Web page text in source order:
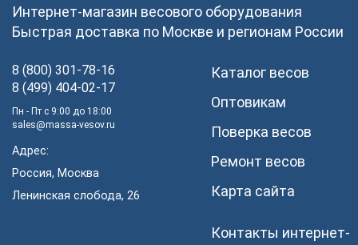
Интернет-магазин весового оборудования
Быстрая доставка по Москве и регионам России
8 (800) 301-78-16
8 (499) 404-02-17
Пн - Пт с 9:00 до 18:00
sales@massa-vesov.ru
Адрес:
Россия, Москва
Ленинская слобода, 26
Каталог весов
Оптовикам
Поверка весов
Ремонт весов
Карта сайта
Контакты интернет-